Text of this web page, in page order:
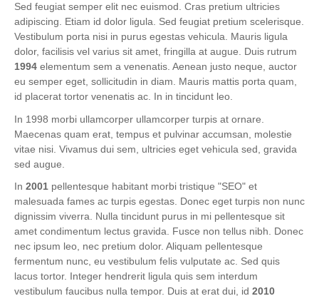
Sed feugiat semper elit nec euismod. Cras pretium ultricies
adipiscing. Etiam id dolor ligula. Sed feugiat pretium scelerisque.
Vestibulum porta nisi in purus egestas vehicula. Mauris ligula
dolor, facilisis vel varius sit amet, fringilla at augue. Duis rutrum
1994 elementum sem a venenatis. Aenean justo neque, auctor
eu semper eget, sollicitudin in diam. Mauris mattis porta quam,
id placerat tortor venenatis ac. In in tincidunt leo.
In 1998 morbi ullamcorper ullamcorper turpis at ornare.
Maecenas quam erat, tempus et pulvinar accumsan, molestie
vitae nisi. Vivamus dui sem, ultricies eget vehicula sed, gravida
sed augue.
In 2001 pellentesque habitant morbi tristique "SEO" et
malesuada fames ac turpis egestas. Donec eget turpis non nunc
dignissim viverra. Nulla tincidunt purus in mi pellentesque sit
amet condimentum lectus gravida. Fusce non tellus nibh. Donec
nec ipsum leo, nec pretium dolor. Aliquam pellentesque
fermentum nunc, eu vestibulum felis vulputate ac. Sed quis
lacus tortor. Integer hendrerit ligula quis sem interdum
vestibulum faucibus nulla tempor. Duis at erat dui, id 2010